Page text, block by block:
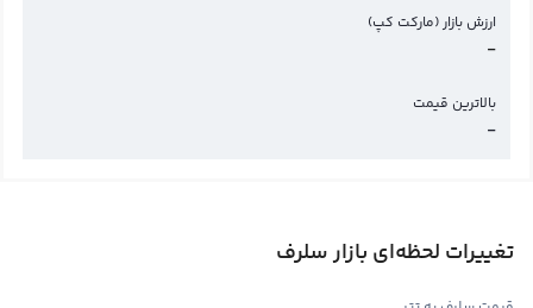
ارزش بازار (مارکت کپ)
-
بالاترین قیمت
-
تغییرات لحظه‌ای بازار سلرف